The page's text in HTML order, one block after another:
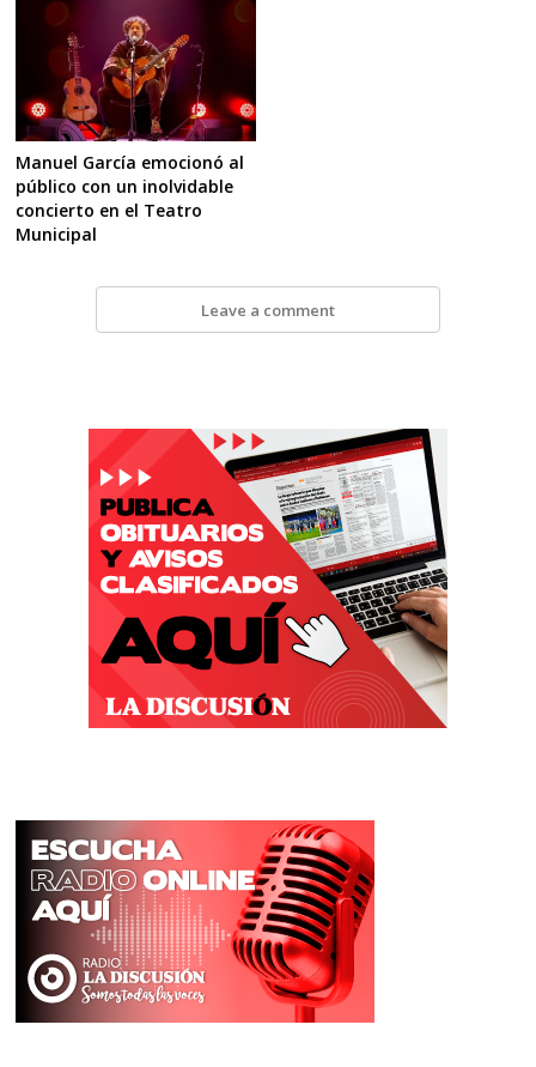
Manuel García emocionó al
público con un inolvidable
concierto en el Teatro
Municipal
Leave a comment